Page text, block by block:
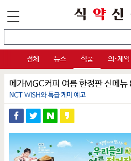
전체 뉴스 식품 의·제약
메가MGC커피 여름 한정판 신메뉴
NCT WISH와 특급 케미 예고